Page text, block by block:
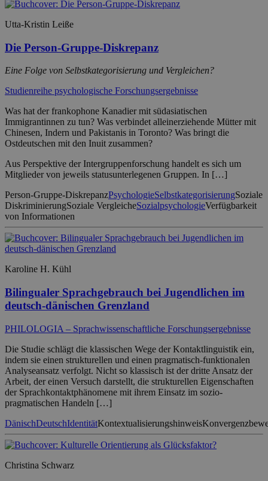
Utta-Kristin Leiße
Die Person-Gruppe-Diskrepanz
Eine Folge von Selbstkategorisierung und Vergleichen?
Studienreihe psychologische Forschungsergebnisse
Was hat der frankophone Kanadier mit südasiatischen
Immigrantinnen zu tun? Was verbindet alleinerziehende Mütter mit
Chinesen, Indern und Pakistanis in Toronto? Was bringt die
Ostdeutschen mit den Inuit zusammen?
Aus Perspektive der Intergruppenforschung handelt es sich um
Mitglieder von jeweils statusunterlegenen Gruppen. In […]
Person-Gruppe-DiskrepanzPsychologieSelbstkategorisierungSoziale
DiskriminierungSoziale VergleicheSozialpsychologieVerfügbarkeit
von Informationen
Karoline H. Kühl
Bilingualer Sprachgebrauch bei Jugendlichen im
deutsch-dänischen Grenzland
PHILOLOGIA – Sprachwissenschaftliche Forschungsergebnisse
Die Studie schlägt die klassischen Wege der Kontaktlinguistik ein,
indem sie einen strukturellen und einen pragmatisch-funktionalen
Analyseansatz verfolgt. Nicht so klassisch ist der dritte Ansatz der
Arbeit, der einen Versuch darstellt, die strukturellen Eigenschaften
der Sprachkontaktphänomene mit ihrem Einsatz im sozio-
pragmatischen Handeln […]
DänischDeutschIdentitätKontextualisierungshinweis
Christina Schwarz